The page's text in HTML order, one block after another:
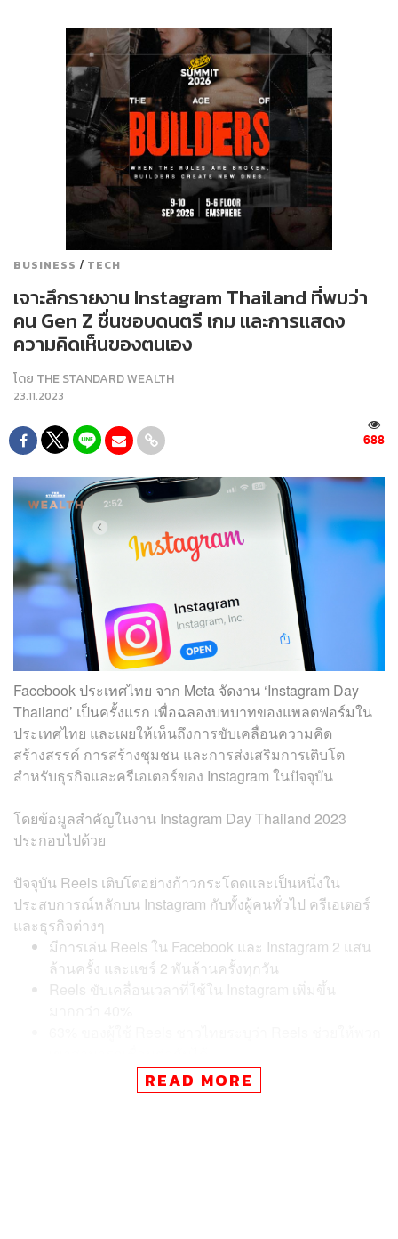
BUSINESS / TECH
เจาะลึกรายงาน Instagram Thailand ที่พบว่า
คน Gen Z ชื่นชอบดนตรี เกม และการแสดง
ความคิดเห็นของตนเอง
โดย THE STANDARD WEALTH
23.11.2023
688
Facebook ประเทศไทย จาก Meta จัดงาน ‘Instagram Day
Thailand’ เป็นครั้งแรก เพื่อฉลองบทบาทของแพลตฟอร์มใน
ประเทศไทย และเผยให้เห็นถึงการขับเคลื่อนความคิด
สร้างสรรค์ การสร้างชุมชน และการส่งเสริมการเติบโต
สำหรับธุรกิจและครีเอเตอร์ของ Instagram ในปัจจุบัน
โดยข้อมูลสำคัญในงาน Instagram DayThailand 2023
ประกอบไปด้วย
ปัจจุบัน Reels เติบโตอย่างก้าวกระโดดและเป็นหนึ่งใน
ประสบการณ์หลักบน Instagram กับทั้งผู้คนทั่วไป ครีเอเตอร์
และธุรกิจต่างๆ
มีการเล่น Reels ใน Facebook และ Instagram 2 แสน
ล้านครั้ง และแชร์ 2 พันล้านครั้งทุกวัน
Reels ขับเคลื่อนเวลาที่ใช้ใน Instagram เพิ่มขึ้น
75% ของคนไทยบอกว่าพวกเขาติดตามบัญชีธุรกิจหลัง
READ MORE